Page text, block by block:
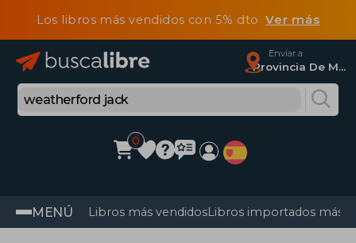
Los libros más vendidos con 5% dtoVer más
Enviar a
Provincia De Madrid
0
MENÚ Libros más vendidosLibros importados más